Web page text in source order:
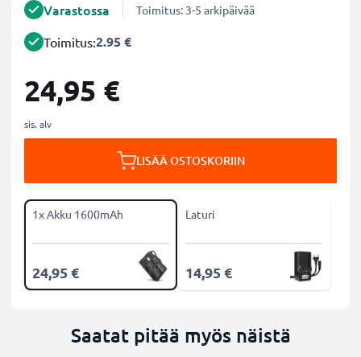
Varastossa Toimitus: 3-5 arkipäivää
Toimitus:2.95 €
24,95 €
sis. alv
LISÄÄ OSTOSKORIIN
1x Akku 1600mAh
24,95 €
Laturi
14,95 €
Saatat pitää myös näistä